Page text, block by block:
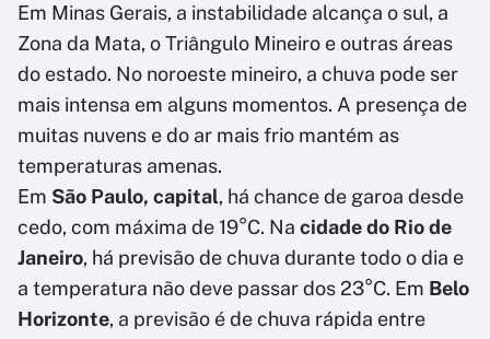
Em Minas Gerais, a instabilidade alcança o sul, a
Zona da Mata, o Triângulo Mineiro e outras áreas
do estado. No noroeste mineiro, a chuva pode ser
mais intensa em alguns momentos. A presença de
muitas nuvens e do ar mais frio mantém as
temperaturas amenas.
Em São Paulo, capital, há chance de garoa desde
cedo, com máxima de 19°C. Na cidade do Rio de
Janeiro, há previsão de chuva durante todo o dia e
a temperatura não deve passar dos 23°C. Em Belo
Horizonte, a previsão é de chuva rápida entre